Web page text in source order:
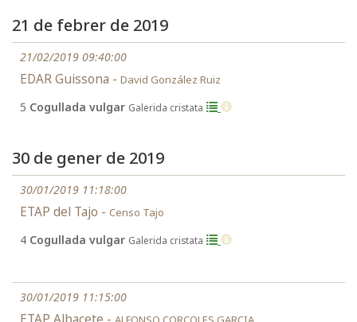
21 de febrer de 2019
21/02/2019 09:40:00
EDAR Guissona - David González Ruiz
5 Cogullada vulgar Galerida cristata
30 de gener de 2019
30/01/2019 11:18:00
ETAP del Tajo - Censo Tajo
4 Cogullada vulgar Galerida cristata
30/01/2019 11:15:00